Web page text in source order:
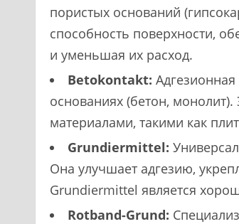
пористых оснований
способность поверхности,
и уменьшая их расход.
Betokontakt:
основаниях (бетон,
материалами, такими как
Grundiermittel:
Она улучшает адгезию,
Grundiermittel является
Rotband-Grund: